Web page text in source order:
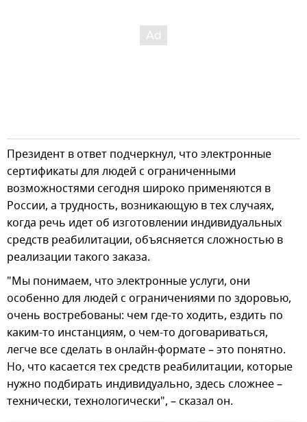
Президент в ответ подчеркнул, что электронные
сертификаты для людей с ограниченными
возможностями сегодня широко применяются в
России, а трудность, возникающую в тех случаях,
когда речь идет об изготовлении индивидуальных
средств реабилитации, объясняется сложностью в
реализации такого заказа.
"Мы понимаем, что электронные услуги, они
особенно для людей с ограничениями по здоровью,
очень востребованы: чем где-то ходить, ездить по
каким-то инстанциям, о чем-то договариваться,
легче все сделать в онлайн-формате – это понятно.
Но, что касается тех средств реабилитации, которые
нужно подбирать индивидуально, здесь сложнее –
технически, технологически", – сказал он.